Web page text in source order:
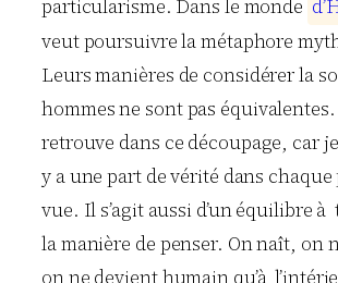
particularisme. Dans le monde d’
veut poursuivre la métaphore
Leurs manières de considérer la
hommes ne sont pas équivalentes.
retrouve dans ce découpage, car
y a une part de vérité dans
vue. Il s’agit aussi d’un équilibre
la manière de penser. On naît, on